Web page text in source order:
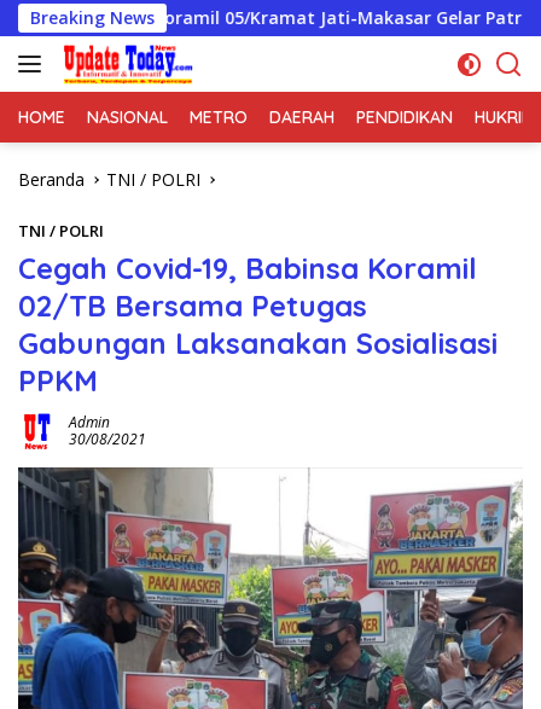
Langsung
ke
konten
Breaking News
Koramil 05/Kramat Jati-Makasar Gelar Patroli/Siskamling
HOME NASIONAL METRO DAERAH PENDIDIKAN HUKRIM
Beranda TNI / POLRI
TNI / POLRI
Cegah Covid-19, Babinsa Koramil
02/TB Bersama Petugas
Gabungan Laksanakan Sosialisasi
PPKM
Admin
30/08/2021